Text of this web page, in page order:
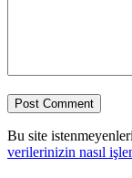
Bu site
verilerinizin nasıl